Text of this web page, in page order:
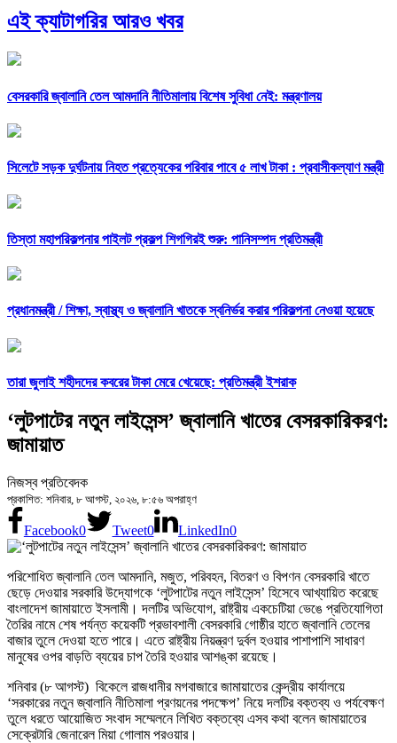
এই ক্যাটাগরির আরও খবর
বেসরকারি জ্বালানি তেল আমদানি নীতিমালায় বিশেষ সুবিধা নেই: মন্ত্রণালয়
সিলেটে সড়ক দুর্ঘটনায় নিহত প্রত্যেকের পরিবার পাবে ৫ লাখ টাকা : প্রবাসীকল্যাণ মন্ত্রী
তিস্তা মহাপরিকল্পনার পাইলট প্রকল্প শিগগিরই শুরু: পানিসম্পদ প্রতিমন্ত্রী
প্রধানমন্ত্রী /শিক্ষা, স্বাস্থ্য ও জ্বালানি খাতকে স্বনির্ভর করার পরিকল্পনা নেওয়া হয়েছে
তারা জুলাই শহীদদের কবরের টাকা মেরে খেয়েছে: প্রতিমন্ত্রী ইশরাক
‘লুটপাটের নতুন লাইসেন্স’ জ্বালানি খাতের বেসরকারিকরণ:
জামায়াত
নিজস্ব প্রতিবেদক
প্রকাশিত: শনিবার, ৮ আগস্ট, ২০২৬, ৮:৫৬ অপরাহ্ণ
Facebook0 Tweet0 LinkedIn0
পরিশোধিত জ্বালানি তেল আমদানি, মজুত, পরিবহন, বিতরণ ও বিপণন বেসরকারি খাতে
ছেড়ে দেওয়ার সরকারি উদ্যোগকে ‘লুটপাটের নতুন লাইসেন্স’ হিসেবে আখ্যায়িত করেছে
বাংলাদেশ জামায়াতে ইসলামী। দলটির অভিযোগ, রাষ্ট্রীয় একচেটিয়া ভেঙে প্রতিযোগিতা
তৈরির নামে শেষ পর্যন্ত কয়েকটি প্রভাবশালী বেসরকারি গোষ্ঠীর হাতে জ্বালানি তেলের
বাজার তুলে দেওয়া হতে পারে। এতে রাষ্ট্রীয় নিয়ন্ত্রণ দুর্বল হওয়ার পাশাপাশি সাধারণ
মানুষের ওপর বাড়তি ব্যয়ের চাপ তৈরি হওয়ার আশঙ্কা রয়েছে।
শনিবার (৮ আগস্ট) বিকেলে রাজধানীর মগবাজারে জামায়াতের কেন্দ্রীয় কার্যালয়ে
‘সরকারের নতুন জ্বালানি নীতিমালা প্রণয়নের পদক্ষেপ’ নিয়ে দলটির বক্তব্য ও পর্যবেক্ষণ
তুলে ধরতে আয়োজিত সংবাদ সম্মেলনে লিখিত বক্তব্যে এসব কথা বলেন জামায়াতের
সেক্রেটারি জেনারেল মিয়া গোলাম পরওয়ার।